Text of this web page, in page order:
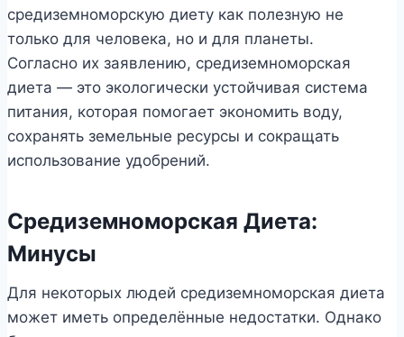
средиземноморскую диету как полезную не
только для человека, но и для планеты.
Согласно их заявлению, средиземноморская
диета — это экологически устойчивая система
питания, которая помогает экономить воду,
сохранять земельные ресурсы и сокращать
использование удобрений.
Средиземноморская Диета:
Минусы
Для некоторых людей средиземноморская диета
может иметь определённые недостатки. Однако